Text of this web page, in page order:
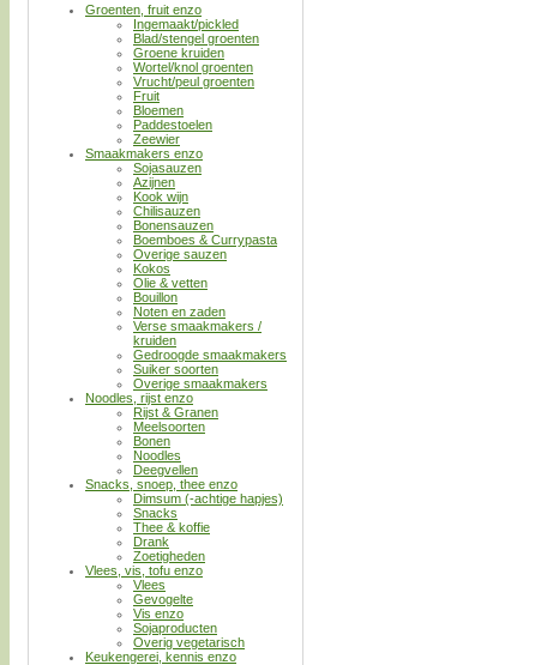
Groenten, fruit enzo
Ingemaakt/pickled
Blad/stengel groenten
Groene kruiden
Wortel/knol groenten
Vrucht/peul groenten
Fruit
Bloemen
Paddestoelen
Zeewier
Smaakmakers enzo
Sojasauzen
Azijnen
Kook wijn
Chilisauzen
Bonensauzen
Boemboes & Currypasta
Overige sauzen
Kokos
Olie & vetten
Bouillon
Noten en zaden
Verse smaakmakers /
kruiden
Gedroogde smaakmakers
Suiker soorten
Overige smaakmakers
Noodles, rijst enzo
Rijst & Granen
Meelsoorten
Bonen
Noodles
Deegvellen
Snacks, snoep, thee enzo
Dimsum (-achtige hapjes)
Snacks
Thee & koffie
Drank
Zoetigheden
Vlees, vis, tofu enzo
Vlees
Gevogelte
Vis enzo
Sojaproducten
Overig vegetarisch
Keukengerei, kennis enzo